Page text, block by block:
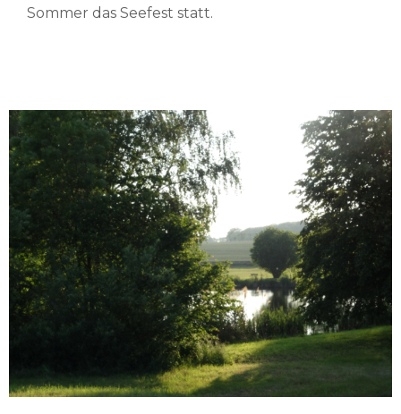
Sommer das Seefest statt.